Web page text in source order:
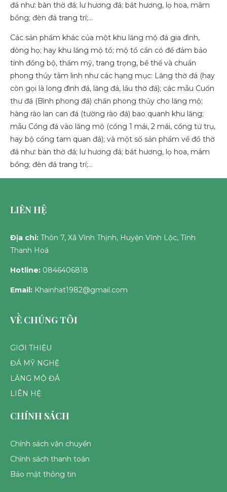
đá như: bàn thờ đá; lư hương đá; bát hương, lọ hoa, mâm
bồng; đèn đá trang trí;…
Các sản phẩm khác của một khu lăng mộ đá gia đình,
dòng họ; hay khu lăng mộ tổ; mộ tổ cần có để đảm bảo
tính đồng bộ, thẩm mỹ, trang trọng, bề thế và chuẩn
phong thủy tâm linh như các hạng mục: Lăng thờ đá (hay
còn gọi là long đình đá, lăng đá, lầu thờ đá); các mẫu Cuốn
thư đá (Bình phong đá) chấn phong thủy cho lăng mộ;
hàng rào lan can đá (tường rào đá) bao quanh khu lăng;
mẫu Cổng đá vào lăng mộ (cổng 1 mái, 2 mái, cổng tứ trụ,
hay bộ cổng tam quan đá); và một số sản phẩm về đồ thờ
đá như: bàn thờ đá; lư hương đá; bát hương, lọ hoa, mâm
bồng; đèn đá trang trí;…
LIÊN HỆ
Địa chỉ: Thôn 7, Xã Vĩnh Thịnh, Huyện Vĩnh Lộc, Tỉnh
Thanh Hoá
Hotline: 0846406818
Email: Khainhat1982@gmail.com
VỀ CHÚNG TÔI
GIỚI THIỆU
ĐÁ MỸ NGHỆ
LĂNG MỘ ĐÁ
LIÊN HỆ
CHÍNH SÁCH
Chính sách vận chuyển
Chính sách thanh toán
Bảo mật thông tin